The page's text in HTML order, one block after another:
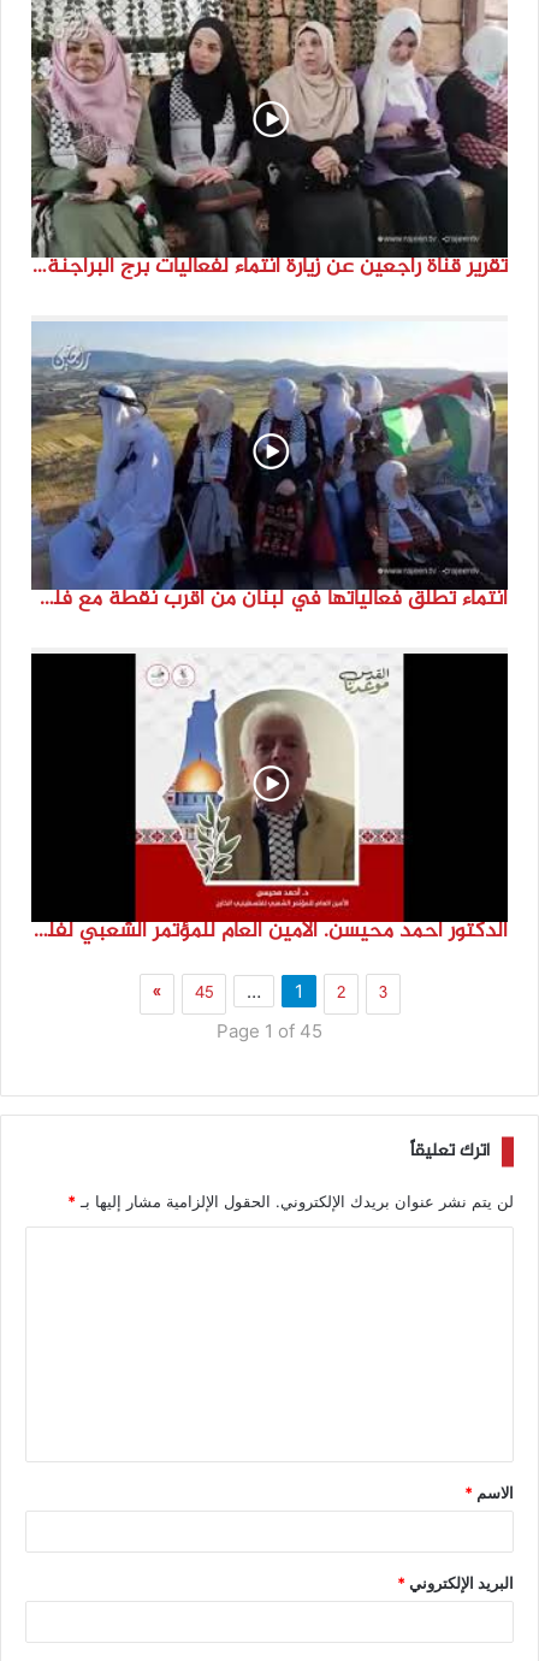
تقرير قناة راجعين عن زيارة انتماء لفعاليات برج البراجنة اعداد جنى شحرور
انتماء تطلق فعالياتها في لبنان من أقرب نقطة مع فلسطين المحتلة في ذكرى النكبة_74تقرير: جنى شحرور
الدكتور احمد محيسن. الامين العام للمؤتمر الشعبي لفلسطينيي الخارج
1 2 3
…
45
»
Page 1 of 45
اترك تعليقاً
لن يتم نشر عنوان بريدك الإلكتروني. الحقول الإلزامية مشار إليها بـ *
الاسم *
البريد الإلكتروني*